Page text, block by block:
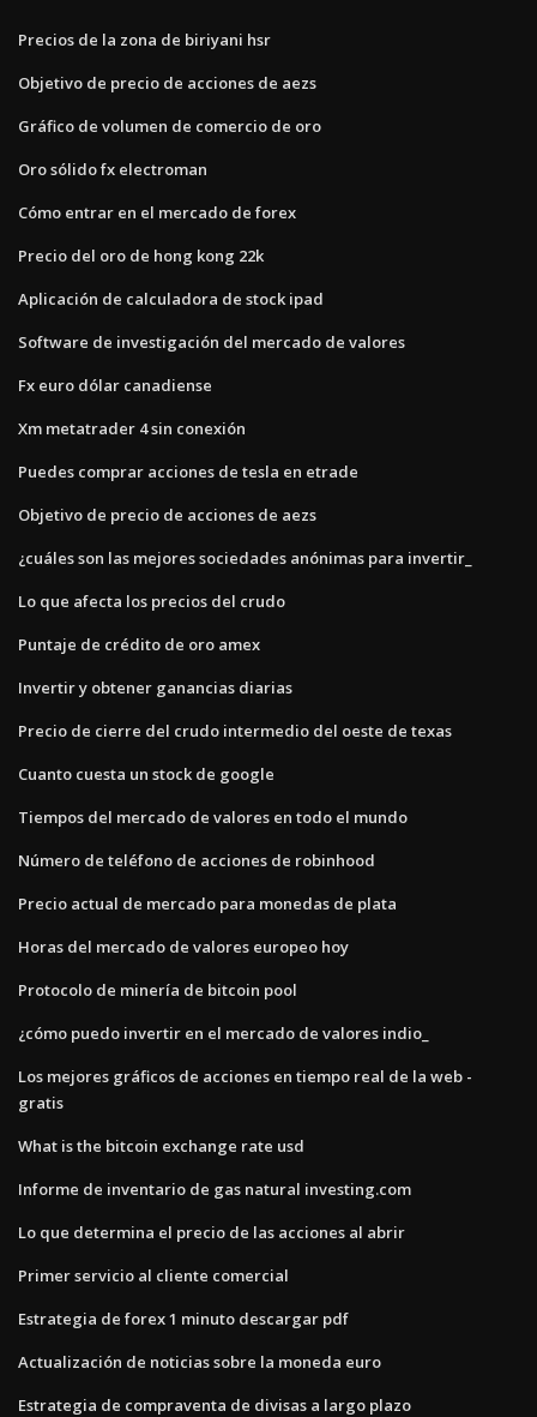
Precios de la zona de biriyani hsr
Objetivo de precio de acciones de aezs
Gráfico de volumen de comercio de oro
Oro sólido fx electroman
Cómo entrar en el mercado de forex
Precio del oro de hong kong 22k
Aplicación de calculadora de stock ipad
Software de investigación del mercado de valores
Fx euro dólar canadiense
Xm metatrader 4 sin conexión
Puedes comprar acciones de tesla en etrade
Objetivo de precio de acciones de aezs
¿cuáles son las mejores sociedades anónimas para invertir_
Lo que afecta los precios del crudo
Puntaje de crédito de oro amex
Invertir y obtener ganancias diarias
Precio de cierre del crudo intermedio del oeste de texas
Cuanto cuesta un stock de google
Tiempos del mercado de valores en todo el mundo
Número de teléfono de acciones de robinhood
Precio actual de mercado para monedas de plata
Horas del mercado de valores europeo hoy
Protocolo de minería de bitcoin pool
¿cómo puedo invertir en el mercado de valores indio_
Los mejores gráficos de acciones en tiempo real de la web -
gratis
What is the bitcoin exchange rate usd
Informe de inventario de gas natural investing.com
Lo que determina el precio de las acciones al abrir
Primer servicio al cliente comercial
Estrategia de forex 1 minuto descargar pdf
Actualización de noticias sobre la moneda euro
Estrategia de compraventa de divisas a largo plazo